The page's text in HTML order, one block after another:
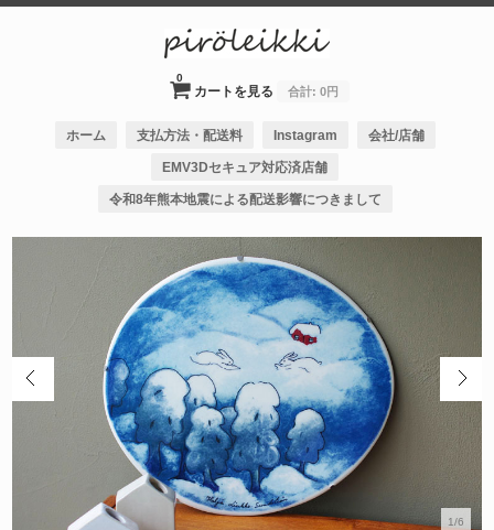
カートを見る
0
合計: 0円
ホーム 支払方法・配送料 Instagram 会社/店舗
EMV3Dセキュア対応済店舗
令和8年熊本地震による配送影響につきまして
1/6